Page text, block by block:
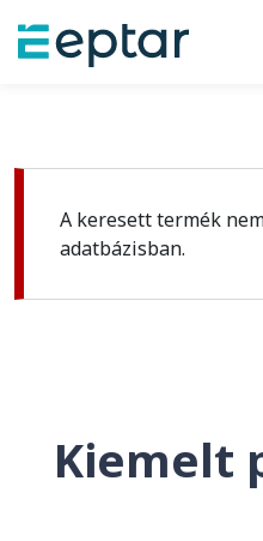
A keresett termék
adatbázisban.
Kiemelt